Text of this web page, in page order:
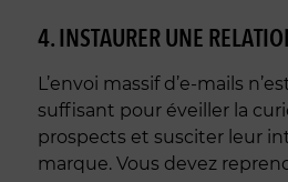
4. INSTAURER UNE
L’envoi massif d’e-mails
suffisant pour éveiller la
prospects et susciter leur
marque. Vous devez